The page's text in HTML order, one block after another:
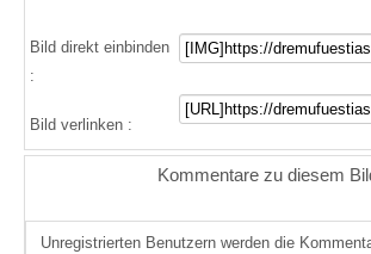
Bild direkt einbinden
:
Bild verlinken :
Kommentare zu diesem
Unregistrierten Benutzern werden die